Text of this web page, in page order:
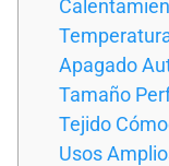
Apagado
Tamaño
Tejido
Usos